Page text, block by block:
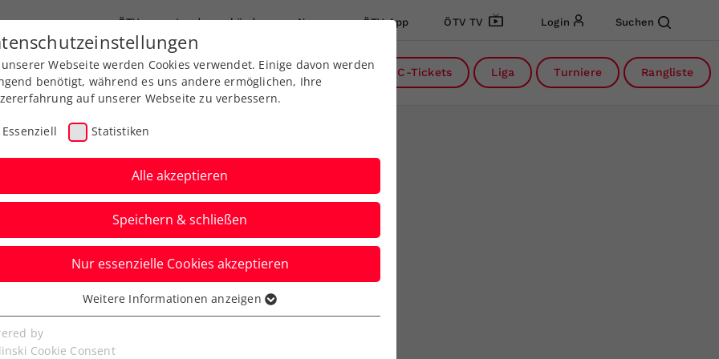
ÖTV Landesverbände News ÖTV App ÖTV TV Login Suchen
Ausbildungen Services Über uns DC-Tickets Liga Turniere Rangliste
WM: Ein guter 7.
Herren 70
Webseite werden Cookies verwendet. Einige davon werden
benötigt, während es uns andere ermöglichen, Ihre
auf unserer Webseite zu verbessern.
Essenziell Statistiken
Alle akzeptieren
Speichern & schließen
Nur essenzielle Cookies akzeptieren
Cookies werden für grundlegende Funktionen der
benötigt. Dadurch ist gewährleistet, dass die Webseite
Weitere Informationen anzeigen
by
Cookie Consent